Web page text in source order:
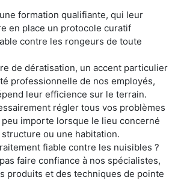
formation qualifiante, qui leur
en place un protocole curatif
contre les rongeurs de toute
de dératisation, un accent particulier
professionnelle de nos employés,
leur efficience sur le terrain.
régler tous vos problèmes
importe lorsque le lieu concerné
ou une habitation.
fiable contre les nuisibles ?
faire confiance à nos spécialistes,
produits et des techniques de pointe